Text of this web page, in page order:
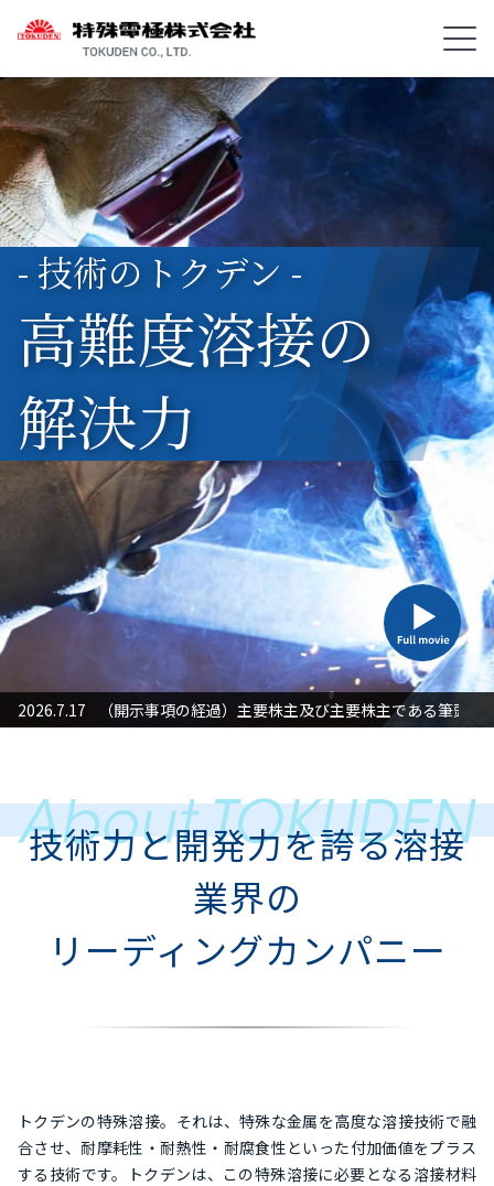
- 技術のトクデン -
高難度溶接の
解決力
対応」に関するお知らせ
2026.7.17 （開示事項の経過）主要株主及び主要株主である筆頭
技術力と開発力を誇る溶接
業界の
リーディングカンパニー
トクデンの特殊溶接。それは、特殊な金属を高度な溶接技術で融
合させ、耐摩耗性・耐熱性・耐腐食性といった付加価値をプラス
する技術です。トクデンは、この特殊溶接に必要となる溶接材料